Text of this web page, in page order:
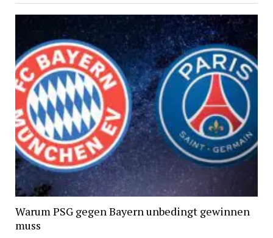
Warum PSG gegen Bayern unbedingt gewinnen
muss